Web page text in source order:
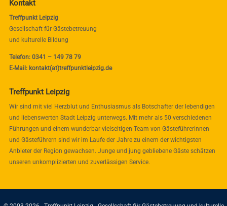
Kontakt
Treffpunkt Leipzig
Gesellschaft für Gästebetreuung
und kulturelle Bildung
Telefon: 0341 – 149 78 79
E-Mail: kontakt(at)treffpunktleipzig.de
Treffpunkt Leipzig
Wir sind mit viel Herzblut und Enthusiasmus als Botschafter der lebendigen
und liebenswerten Stadt Leipzig unterwegs. Mit mehr als 50 verschiedenen
Führungen und einem wunderbar vielseitigen Team von Gästeführerinnen
und Gästeführern sind wir im Laufe der Jahre zu einem der wichtigsten
Anbieter der Region gewachsen. Junge und jung gebliebene Gäste schätzen
unseren unkomplizierten und zuverlässigen Service.